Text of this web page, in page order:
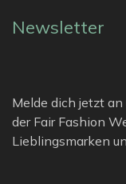
Newsletter
Melde dich jetzt
der Fair Fashion
Lieblingsmarken